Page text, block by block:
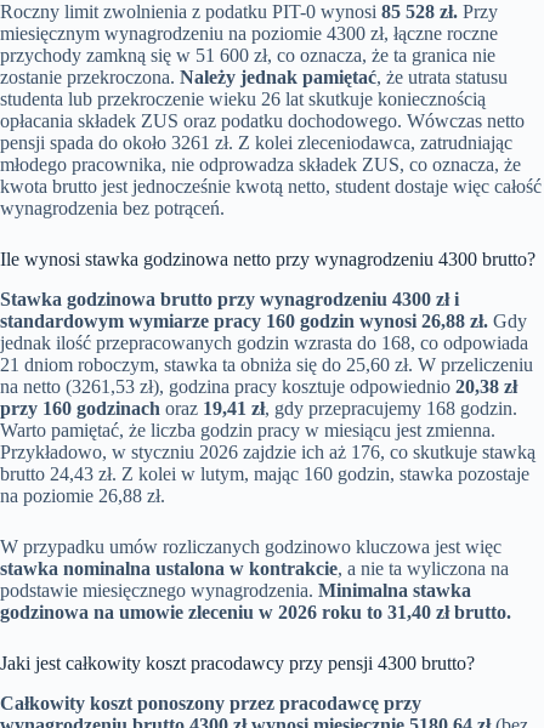
Roczny limit zwolnienia z podatku PIT-0 wynosi 85 528 zł. Przy
miesięcznym wynagrodzeniu na poziomie 4300 zł, łączne roczne
przychody zamkną się w 51 600 zł, co oznacza, że ta granica nie
zostanie przekroczona. Należy jednak pamiętać, że utrata statusu
studenta lub przekroczenie wieku 26 lat skutkuje koniecznością
opłacania składek ZUS oraz podatku dochodowego. Wówczas netto
pensji spada do około 3261 zł. Z kolei zleceniodawca, zatrudniając
młodego pracownika, nie odprowadza składek ZUS, co oznacza, że
kwota brutto jest jednocześnie kwotą netto, student dostaje więc całość
wynagrodzenia bez potrąceń.
Ile wynosi stawka godzinowa netto przy wynagrodzeniu 4300 brutto?
Stawka godzinowa brutto przy wynagrodzeniu 4300 zł i
standardowym wymiarze pracy 160 godzin wynosi 26,88 zł. Gdy
jednak ilość przepracowanych godzin wzrasta do 168, co odpowiada
21 dniom roboczym, stawka ta obniża się do 25,60 zł. W przeliczeniu
na netto (3261,53 zł), godzina pracy kosztuje odpowiednio 20,38 zł
przy 160 godzinach oraz 19,41 zł, gdy przepracujemy 168 godzin.
Warto pamiętać, że liczba godzin pracy w miesiącu jest zmienna.
Przykładowo, w styczniu 2026 zajdzie ich aż 176, co skutkuje stawką
brutto 24,43 zł. Z kolei w lutym, mając 160 godzin, stawka pozostaje
na poziomie 26,88 zł.
W przypadku umów rozliczanych godzinowo kluczowa jest więc
stawka nominalna ustalona w kontrakcie, a nie ta wyliczona na
podstawie miesięcznego wynagrodzenia. Minimalna stawka
godzinowa na umowie zleceniu w 2026 roku to 31,40 zł brutto.
Jaki jest całkowity koszt pracodawcy przy pensji 4300 brutto?
Całkowity koszt ponoszony przez pracodawcę przy